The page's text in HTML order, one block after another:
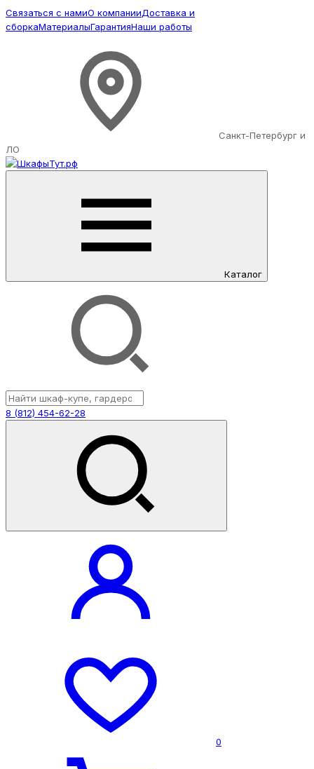
Связаться с намиО компанииДоставка и
сборкаМатериалыГарантияНаши работы
Санкт-Петербург и
ЛО
Каталог
8 (812) 454-62-28
0